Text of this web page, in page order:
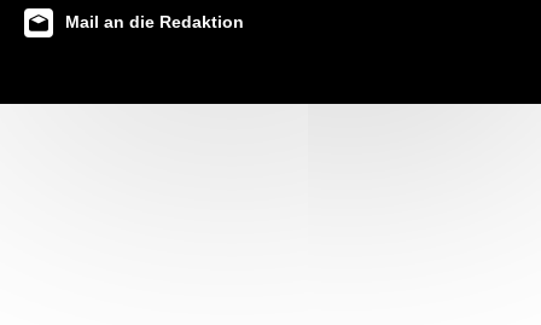
Mail an die Redaktion